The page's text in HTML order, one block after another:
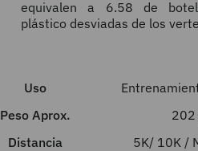
equivalen a 6.58 de
plástico desviadas de los
Uso
Peso Aprox.
202
Distancia
5K/ 10K /